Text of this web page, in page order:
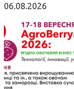
06.08.2026